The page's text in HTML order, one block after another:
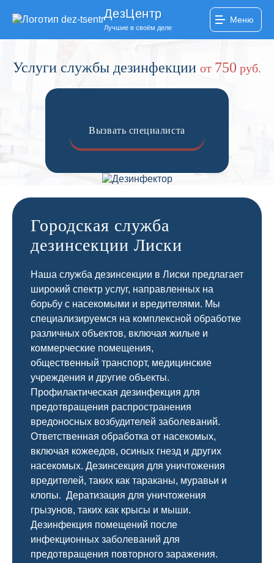
ДезЦентр
Лучшие в своём деле
Меню
Услуги службы дезинфекции от 750 руб.
Вызвать специалиста
Городская служба
дезинсекции Лиски
Наша служба дезинсекции в Лиски предлагает
широкий спектр услуг, направленных на
борьбу с насекомыми и вредителями. Мы
специализируемся на комплексной обработке
различных объектов, включая жилые и
коммерческие помещения,
общественный транспорт, медицинские
учреждения и другие объекты.
Профилактическая дезинфекция для
предотвращения распространения
вредоносных возбудителей заболеваний.
Ответственная обработка от насекомых,
включая кожеедов, осиных гнезд и других
насекомых. Дезинсекция для уничтожения
вредителей, таких как тараканы, муравьи и
клопы. Дератизация для уничтожения
грызунов, таких как крысы и мыши.
Дезинфекция помещений после
инфекционных заболеваний для
предотвращения повторного заражения.